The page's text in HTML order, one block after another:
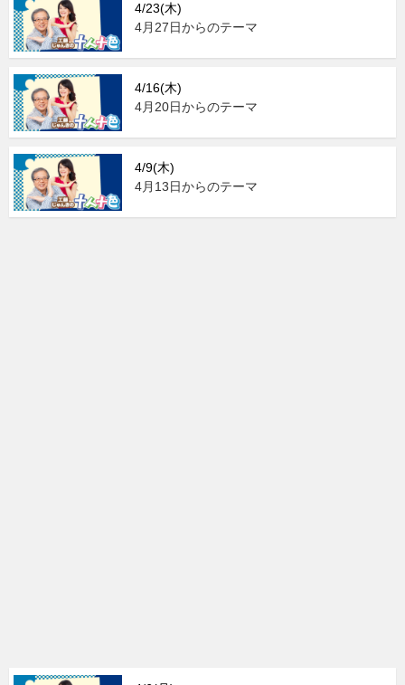
4/23(木)
4月27日からのテーマ
4/16(木)
4月20日からのテーマ
4/9(木)
4月13日からのテーマ